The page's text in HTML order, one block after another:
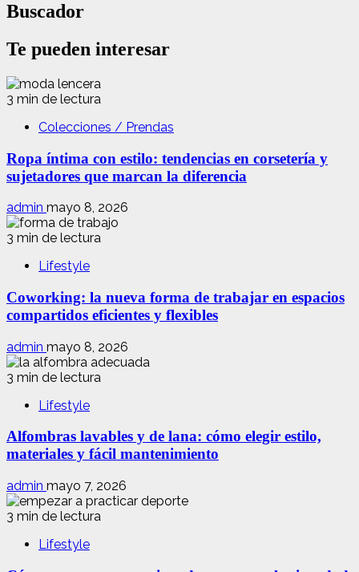
Buscador
Te pueden interesar
3 min de lectura
Colecciones / Prendas
Ropa íntima con estilo: tendencias en corsetería y
sujetadores que marcan la diferencia
admin mayo 8, 2026
3 min de lectura
Lifestyle
Coworking: la nueva forma de trabajar en espacios
compartidos eficientes y flexibles
admin mayo 8, 2026
3 min de lectura
Lifestyle
Alfombras lavables y de lana: cómo elegir estilo,
materiales y fácil mantenimiento
admin mayo 7, 2026
3 min de lectura
Lifestyle